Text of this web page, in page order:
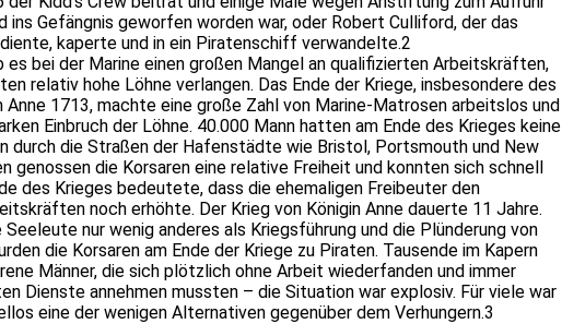
ins Gefängnis geworfen worden war, oder Robert Culliford, der das
kaperte und in ein Piratenschiff verwandelte.2
es bei der Marine einen großen Mangel an qualifizierten Arbeitskräften,
relativ hohe Löhne verlangen. Das Ende der Kriege, insbesondere des
Anne 1713, machte eine große Zahl von Marine-Matrosen arbeitslos und
Einbruch der Löhne. 40.000 Mann hatten am Ende des Krieges keine
durch die Straßen der Hafenstädte wie Bristol, Portsmouth und New
genossen die Korsaren eine relative Freiheit und konnten sich schnell
des Krieges bedeutete, dass die ehemaligen Freibeuter den
noch erhöhte. Der Krieg von Königin Anne dauerte 11 Jahre.
nur wenig anderes als Kriegsführung und die Plünderung von
die Korsaren am Ende der Kriege zu Piraten. Tausende im Kapern
Männer, die sich plötzlich ohne Arbeit wiederfanden und immer
Dienste annehmen mussten – die Situation war explosiv. Für viele war
eine der wenigen Alternativen gegenüber dem Verhungern.3